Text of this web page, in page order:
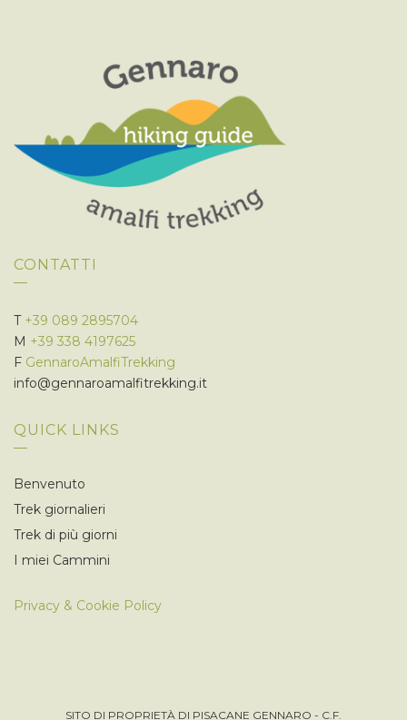
CONTATTI
T +39 089 2895704
M +39 338 4197625
F GennaroAmalfiTrekking
info@gennaroamalfitrekking.it
QUICK LINKS
Benvenuto
Trek giornalieri
Trek di più giorni
I miei Cammini
Privacy & Cookie Policy
SITO DI PROPRIETÀ DI PISACANE GENNARO - C.F.